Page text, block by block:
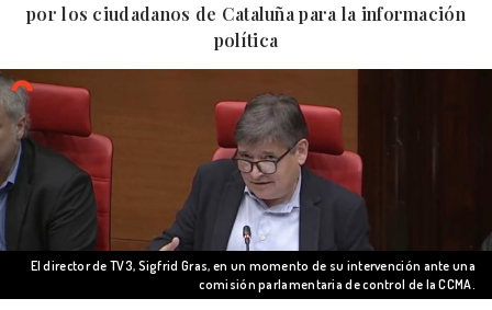
por los ciudadanos de Cataluña para la información
política
El director de TV3, Sigfrid Gras, en un momento de su intervención ante una
comisión parlamentaria de control de la CCMA.